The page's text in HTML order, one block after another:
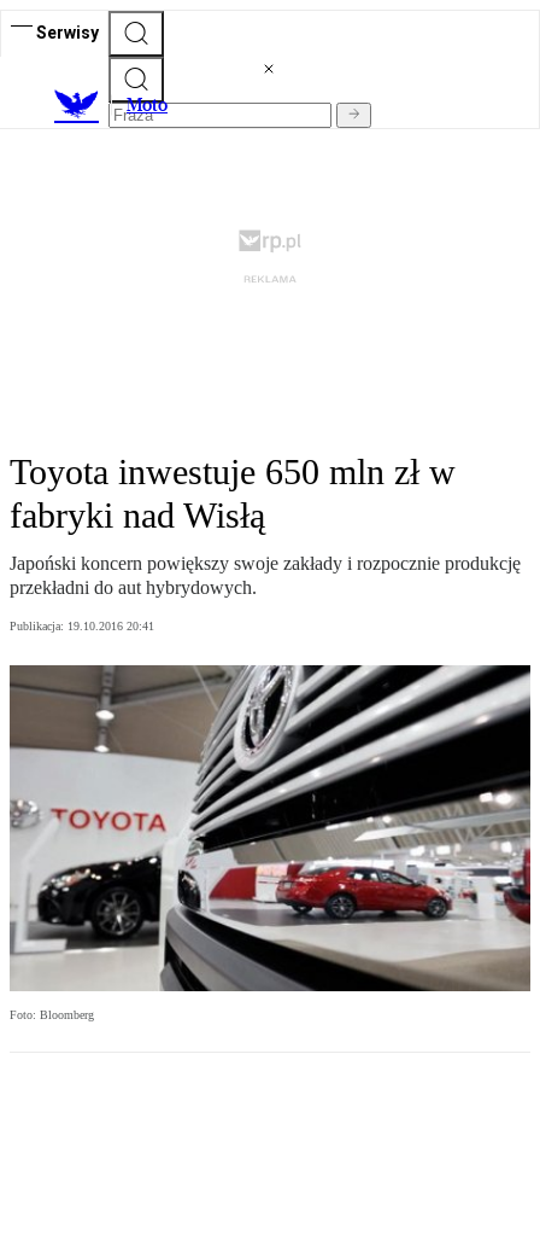
Serwisy
Moto
Toyota inwestuje 650 mln zł w
fabryki nad Wisłą
Japoński koncern powiększy swoje zakłady i rozpocznie produkcję
przekładni do aut hybrydowych.
Publikacja: 19.10.2016 20:41
Foto: Bloomberg